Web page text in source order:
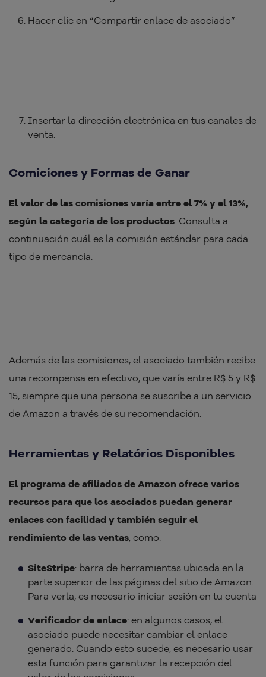
Hacer clic en “Compartir enlace de asociado”
Insertar la dirección electrónica en tus canales de
venta.
Comiciones y Formas de Ganar
El valor de las comisiones varía entre el 7% y el 13%,
según la categoría de los productos. Consulta a
continuación cuál es la comisión estándar para cada
tipo de mercancía.
Además de las comisiones, el asociado también recibe
una recompensa en efectivo, que varía entre R$ 5 y R$
15, siempre que una persona se suscribe a un servicio
de Amazon a través de su recomendación.
Herramientas y Relatórios Disponibles
El programa de afiliados de Amazon ofrece varios
recursos para que los asociados puedan generar
enlaces con facilidad y también seguir el
rendimiento de las ventas, como:
SiteStripe: barra de herramientas ubicada en la
parte superior de las páginas del sitio de Amazon.
Para verla, es necesario iniciar sesión en tu cuenta
Verificador de enlace: en algunos casos, el
asociado puede necesitar cambiar el enlace
generado. Cuando esto sucede, es necesario usar
esta función para garantizar la recepción del